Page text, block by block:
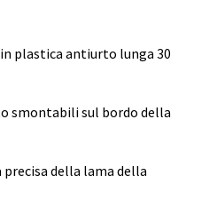
plastica antiurto lunga 30
smontabili sul bordo della
della lama della